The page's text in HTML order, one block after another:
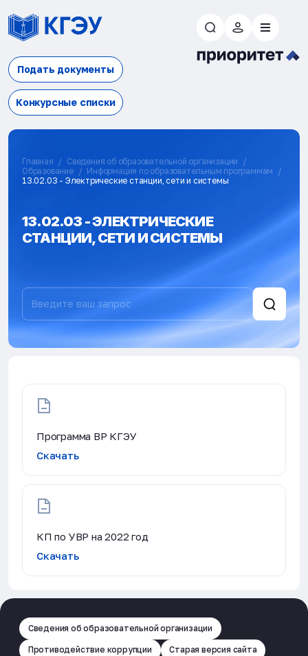
Подать документы
Конкурсные списки
Главная
Сведения об образовательной организации
Образование
Информация по образовательным программам
13.02.03 - Электрические станции, сети и системы
13.02.03 - ЭЛЕКТРИЧЕСКИЕ
СТАНЦИИ, СЕТИ И СИСТЕМЫ
Программа ВР КГЭУ
Скачать
КП по УВР на 2022 год
Скачать
Сведения об образовательной организации
Противодействие коррупции Старая версия сайта